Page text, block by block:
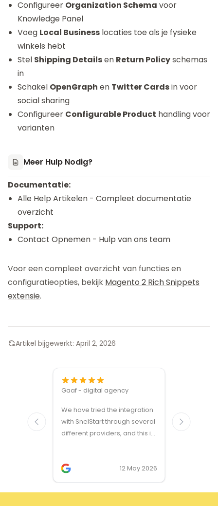
Configureer Organization Schema voor
Knowledge Panel
Voeg Local Business locaties toe als je fysieke
winkels hebt
Stel Shipping Detailsen Return Policyschemas
in
Schakel OpenGraph en Twitter Cardsin voor
social sharing
Configureer Configurable Product handling voor
varianten
Meer Hulp Nodig?
Documentatie:
Alle Help Artikelen - Compleet documentatie
overzicht
Support:
Contact Opnemen - Hulp van ons team
Voor een compleet overzicht van functies en
configuratieopties, bekijk Magento 2 Rich Snippets
extensie.
Artikel bijgewerkt: April 2, 2026
Gaaf - digital agency
We have tried the integration
with SnelStart through several
different providers, and this is
two occasions, and it was
provided quickly and
professionally. We do
12 May 2026
modules